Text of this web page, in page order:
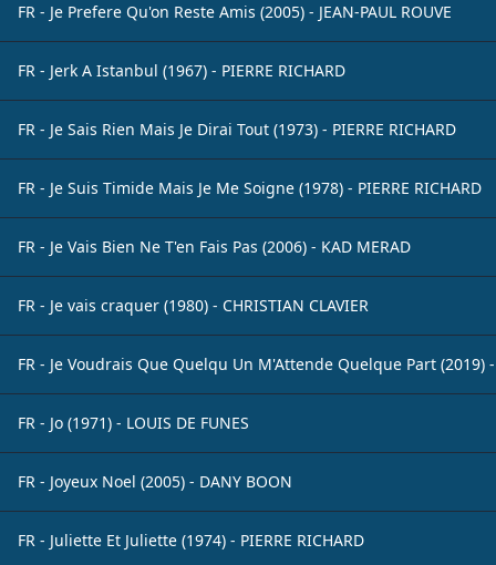
FR - Je Prefere Qu'on Reste Amis (2005) - JEAN-PAUL ROUVE
FR - Jerk A Istanbul (1967) - PIERRE RICHARD
FR - Je Sais Rien Mais Je Dirai Tout (1973) - PIERRE RICHARD
FR - Je Suis Timide Mais Je Me Soigne (1978) - PIERRE RICHARD
FR - Je Vais Bien Ne T'en Fais Pas (2006) - KAD MERAD
FR - Je vais craquer (1980) - CHRISTIAN CLAVIER
FR - Je Voudrais Que Quelqu Un M'Attende Quelque Part (2019) -
FR - Jo (1971) - LOUIS DE FUNES
FR - Joyeux Noel (2005) - DANY BOON
FR - Juliette Et Juliette (1974) - PIERRE RICHARD